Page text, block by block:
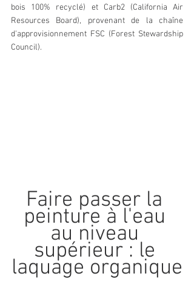
bois 100% recyclé) et Carb2 (California Air
Resources Board), provenant de la chaîne
d'approvisionnement FSC (Forest Stewardship
Council).
Faire passer la
peinture à l'eau
au niveau
supérieur : le
laquage organique